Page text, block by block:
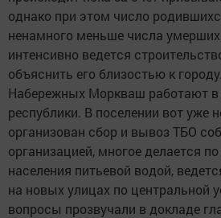
однако при этом число
ненамного меньше числа
интенсивно ведется
объяснить его близостью к
Набережных Моркваш работают в
республики. В поселении вот уже
организован сбор и вывоз ТБО
организацией, многое делается
населения питьевой водой,
на новых улицах по центральной
вопросы прозвучали в докладе